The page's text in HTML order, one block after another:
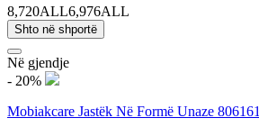
8,720ALL6,976ALL
Shto në shportë
Në gjendje
- 20%
Mobiakcare Jastëk Në Formë Unaze 806161